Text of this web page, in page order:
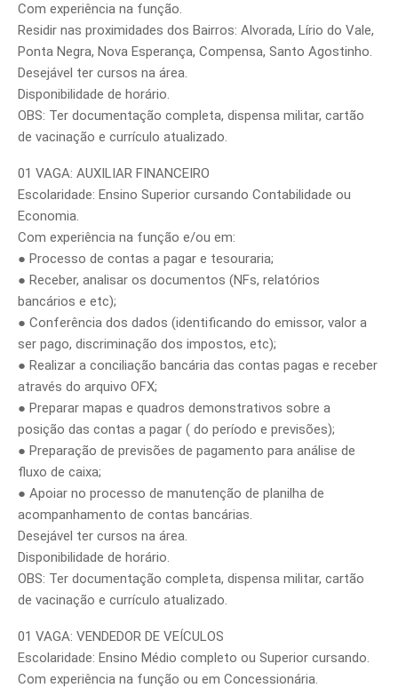
Com experiência na função.
Residir nas proximidades dos Bairros: Alvorada, Lírio do Vale,
Ponta Negra, Nova Esperança, Compensa, Santo Agostinho.
Desejável ter cursos na área.
Disponibilidade de horário.
OBS: Ter documentação completa, dispensa militar, cartão
de vacinação e currículo atualizado.
01 VAGA: AUXILIAR FINANCEIRO
Escolaridade: Ensino Superior cursando Contabilidade ou
Economia.
Com experiência na função e/ou em:
● Processo de contas a pagar e tesouraria;
● Receber, analisar os documentos (NFs, relatórios
bancários e etc);
● Conferência dos dados (identificando do emissor, valor a
ser pago, discriminação dos impostos, etc);
● Realizar a conciliação bancária das contas pagas e receber
através do arquivo OFX;
● Preparar mapas e quadros demonstrativos sobre a
posição das contas a pagar ( do período e previsões);
● Preparação de previsões de pagamento para análise de
fluxo de caixa;
● Apoiar no processo de manutenção de planilha de
acompanhamento de contas bancárias.
Desejável ter cursos na área.
Disponibilidade de horário.
OBS: Ter documentação completa, dispensa militar, cartão
de vacinação e currículo atualizado.
01 VAGA: VENDEDOR DE VEÍCULOS
Escolaridade: Ensino Médio completo ou Superior cursando.
Com experiência na função ou em Concessionária.